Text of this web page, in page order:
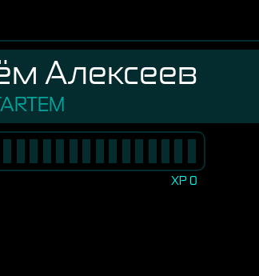
Алексеев
XP 0